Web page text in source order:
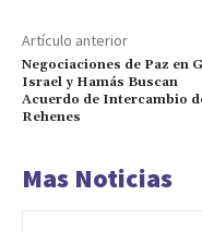
Artículo anterior
Negociaciones de Paz en
Israel y Hamás Buscan
Acuerdo de Intercambio
Rehenes
Mas Noticias